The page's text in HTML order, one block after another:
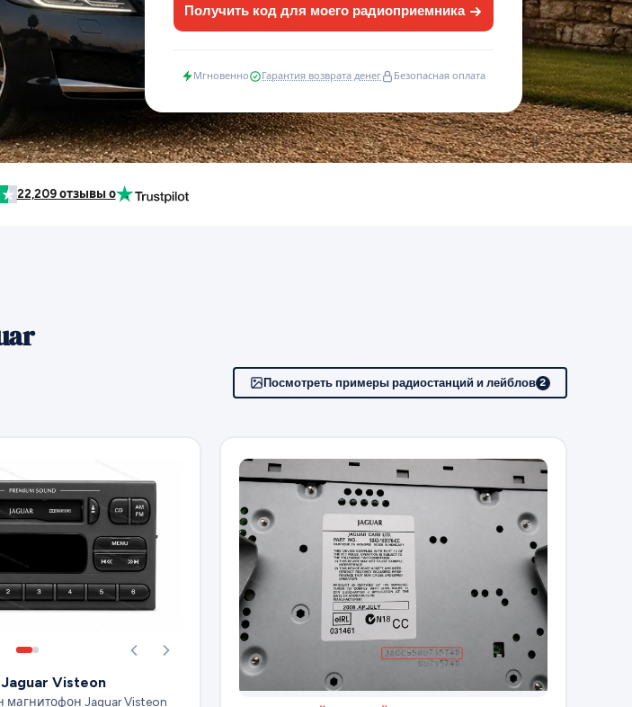
Получить код для моего радиоприемника
Мгновенно Гарантия возврата денег Безопасная оплата
22,209 отзывы о
Посмотреть примеры радиостанций и лейблов 2
Visteon
магнитофон Jaguar Visteon